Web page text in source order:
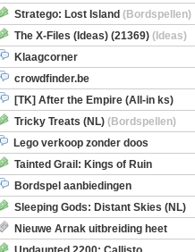
Stratego: Lost Island (Bordspellen)
The X-Files (Ideas) (21369) (Ideas)
Klaagcorner
crowdfinder.be
[TK] After the Empire (All-in ks)
Tricky Treats (NL) (Bordspellen)
Lego verkoop zonder doos
Tainted Grail: Kings of Ruin
Encounters(Bordspellen)
Bordspel aanbiedingen
Sleeping Gods: Distant Skies (NL)
Nieuwe Arnak uitbreiding heet